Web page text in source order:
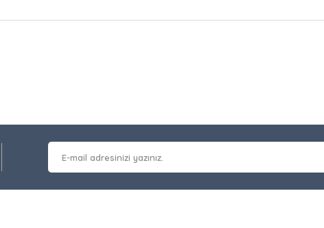
Ürün fiyatı diğer sitelerden daha pahalı.